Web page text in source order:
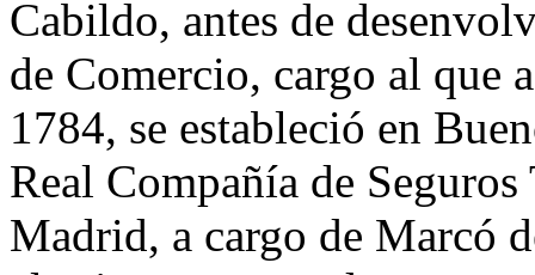
Cabildo, antes de
de Comercio, cargo al que
1784, se estableció en
Real Compañía de
Madrid, a cargo de Marcó